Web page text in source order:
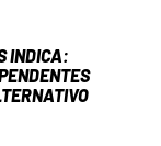
INDICA: